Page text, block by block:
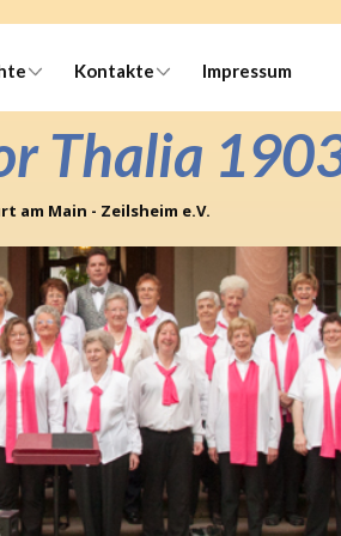
Kontakte Impressum
Thalia
am Main - Zeilsheim e.V.